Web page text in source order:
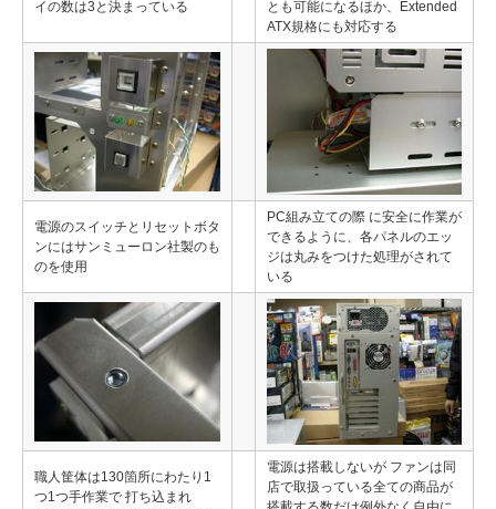
イの数は3と決まっている
とも可能になるほか、Extended
ATX規格にも対応する
電源のスイッチとリセットボタ
ンにはサンミューロン社製のも
のを使用
PC組み立ての際 に安全に作業が
できるように、各パネルのエッ
ジは丸みをつけた処理がされて
いる
職人筐体は130箇所にわたり1
つ1つ手作業で 打ち込まれ
電源は搭載しないが ファンは同
店で取扱っている全ての商品が